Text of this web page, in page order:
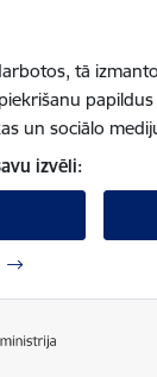
tā
un sociālo
izvēli: